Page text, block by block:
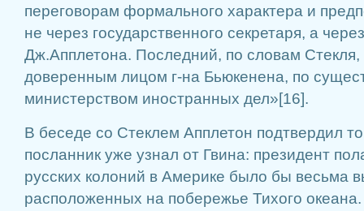
переговорам формального характера и
не через государственного секретаря, а
Дж.Апплетона. Последний, по словам
доверенным лицом г-на Бьюкенена, по
министерством иностранных дел»[16].
В беседе со Стеклем Апплетон подтвердил
посланник уже узнал от Гвина: президент
русских колоний в Америке было бы весьма
расположенных на побережье Тихого